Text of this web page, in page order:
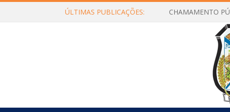
ÚLTIMAS PUBLICAÇÕES: Edital de